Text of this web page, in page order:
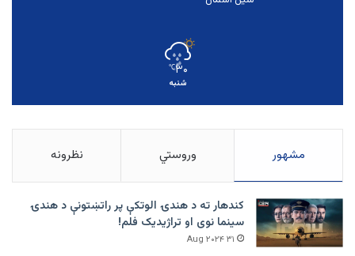
۳۰℃
شنبه
مشهور وروستي نظرونه
کندهار ته د هندۍ الوتکې پر راتښتونې د هندۍ
سینما نوی او تراژيديک فلم!
۳۱ Aug ۲۰۲۴